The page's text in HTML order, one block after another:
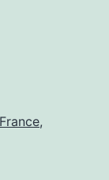
France,